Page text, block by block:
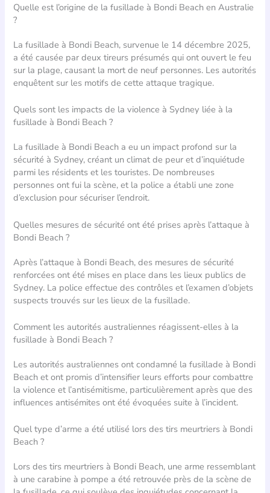
Quelle est l’origine de la fusillade à Bondi Beach en Australie
?
La fusillade à Bondi Beach, survenue le 14 décembre 2025,
a été causée par deux tireurs présumés qui ont ouvert le feu
sur la plage, causant la mort de neuf personnes. Les autorités
enquêtent sur les motifs de cette attaque tragique.
Quels sont les impacts de la violence à Sydney liée à la
fusillade à Bondi Beach ?
La fusillade à Bondi Beach a eu un impact profond sur la
sécurité à Sydney, créant un climat de peur et d’inquiétude
parmi les résidents et les touristes. De nombreuses
personnes ont fui la scène, et la police a établi une zone
d’exclusion pour sécuriser l’endroit.
Quelles mesures de sécurité ont été prises après l’attaque à
Bondi Beach ?
Après l’attaque à Bondi Beach, des mesures de sécurité
renforcées ont été mises en place dans les lieux publics de
Sydney. La police effectue des contrôles et l’examen d’objets
suspects trouvés sur les lieux de la fusillade.
Comment les autorités australiennes réagissent-elles à la
fusillade à Bondi Beach ?
Les autorités australiennes ont condamné la fusillade à Bondi
Beach et ont promis d’intensifier leurs efforts pour combattre
la violence et l’antisémitisme, particulièrement après que des
influences antisémites ont été évoquées suite à l’incident.
Quel type d’arme a été utilisé lors des tirs meurtriers à Bondi
Beach ?
Lors des tirs meurtriers à Bondi Beach, une arme ressemblant
à une carabine à pompe a été retrouvée près de la scène de